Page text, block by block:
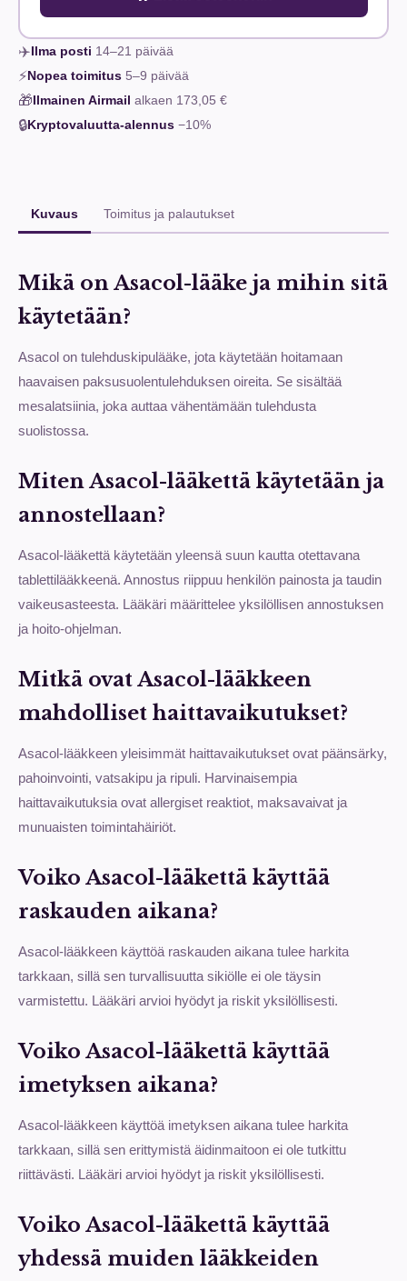
✈️Ilma posti 14–21 päivää
⚡Nopea toimitus 5–9 päivää
🎁Ilmainen Airmail alkaen 173,05 €
🔒Kryptovaluutta-alennus −10%
Kuvaus Toimitus ja palautukset
Mikä on Asacol-lääke ja mihin sitä
käytetään?
Asacol on tulehduskipulääke, jota käytetään hoitamaan
haavaisen paksusuolentulehduksen oireita. Se sisältää
mesalatsiinia, joka auttaa vähentämään tulehdusta
suolistossa.
Miten Asacol-lääkettä käytetään ja
annostellaan?
Asacol-lääkettä käytetään yleensä suun kautta otettavana
tablettilääkkeenä. Annostus riippuu henkilön painosta ja taudin
vaikeusasteesta. Lääkäri määrittelee yksilöllisen annostuksen
ja hoito-ohjelman.
Mitkä ovat Asacol-lääkkeen
mahdolliset haittavaikutukset?
Asacol-lääkkeen yleisimmät haittavaikutukset ovat päänsärky,
pahoinvointi, vatsakipu ja ripuli. Harvinaisempia
haittavaikutuksia ovat allergiset reaktiot, maksavaivat ja
munuaisten toimintahäiriöt.
Voiko Asacol-lääkettä käyttää
raskauden aikana?
Asacol-lääkkeen käyttöä raskauden aikana tulee harkita
tarkkaan, sillä sen turvallisuutta sikiölle ei ole täysin
varmistettu. Lääkäri arvioi hyödyt ja riskit yksilöllisesti.
Voiko Asacol-lääkettä käyttää
imetyksen aikana?
Asacol-lääkkeen käyttöä imetyksen aikana tulee harkita
tarkkaan, sillä sen erittymistä äidinmaitoon ei ole tutkittu
riittävästi. Lääkäri arvioi hyödyt ja riskit yksilöllisesti.
Voiko Asacol-lääkettä käyttää
yhdessä muiden lääkkeiden